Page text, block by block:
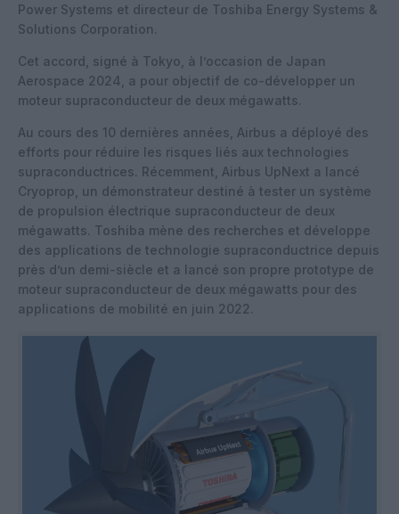
Power Systems et directeur de Toshiba Energy Systems &
Solutions Corporation.
Cet accord, signé à Tokyo, à l’occasion de Japan
Aerospace 2024, a pour objectif de co-développer un
moteur supraconducteur de deux mégawatts.
Au cours des 10 dernières années, Airbus a déployé des
efforts pour réduire les risques liés aux technologies
supraconductrices. Récemment, Airbus UpNext a lancé
Cryoprop, un démonstrateur destiné à tester un système
de propulsion électrique supraconducteur de deux
mégawatts. Toshiba mène des recherches et développe
des applications de technologie supraconductrice depuis
près d’un demi-siècle et a lancé son propre prototype de
moteur supraconducteur de deux mégawatts pour des
applications de mobilité en juin 2022.